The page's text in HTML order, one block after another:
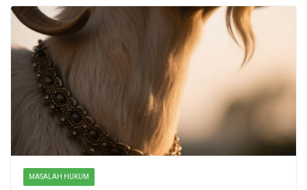
MASALAH HUKUM